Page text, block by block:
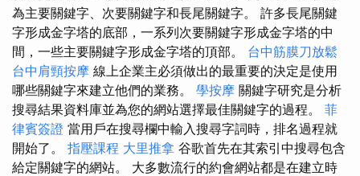
為主要關鍵字、次要關鍵字和長尾關鍵字。 許多長尾關鍵
字形成金字塔的底部，一系列次要關鍵字形成金字塔的中
間，一些主要關鍵字形成金字塔的頂部。 台中筋膜刀放鬆
台中肩頸按摩 線上企業主必須做出的最重要的決定是使用
哪些關鍵字來建立他們的業務。 學按摩 關鍵字研究是分析
搜尋結果資料庫並為您的網站選擇最佳關鍵字的過程。 菲
律賓簽證 當用戶在搜尋欄中輸入搜尋字詞時，排名過程就
開始了。 指壓課程 大里推拿 谷歌首先在其索引中搜尋包含
給定關鍵字的網站。 大多數流行的約會網站都是在建立時